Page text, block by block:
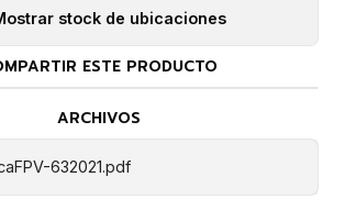
stock de ubicaciones
ESTE PRODUCTO
ARCHIVOS
632021.pdf